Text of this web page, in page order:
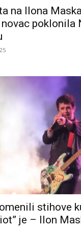
na Ilona
poklonila
stihove
je – Ilon